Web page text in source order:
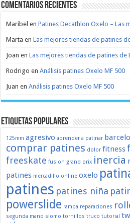
Comentarios recientes
Maribel enPatines Decathlon Oxelo – Las
Marta enLas mejores tiendas de patines
Joan enLas mejores tiendas de patines de
Rodrigo enAnálisis patines Oxelo MF 500
Juan enAnálisis patines Oxelo MF 500
Etiquetas populares
125mm agresivo aprender a patinar
comprar patines dolor fitness
freeskate fusion grand prix inercia
patines mercadillo online oxelo
patines patines niña
powerslide rampa reparaciones
segunda mano slomo tornillos truco tutorial